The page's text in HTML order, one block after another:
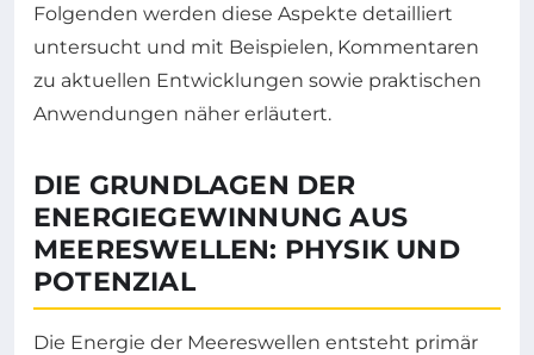
Folgenden werden diese Aspekte detailliert
untersucht und mit Beispielen, Kommentaren
zu aktuellen Entwicklungen sowie praktischen
Anwendungen näher erläutert.
DIE GRUNDLAGEN DER
ENERGIEGEWINNUNG AUS
MEERESWELLEN: PHYSIK UND
POTENZIAL
Die Energie der Meereswellen entsteht primär